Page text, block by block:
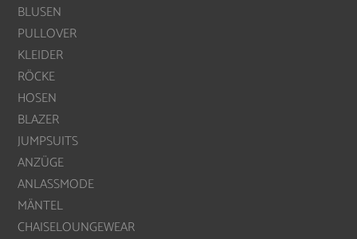
BLUSEN
PULLOVER
KLEIDER
RÖCKE
HOSEN
BLAZER
JUMPSUITS
ANZÜGE
ANLASSMODE
MÄNTEL
CHAISELOUNGEWEAR